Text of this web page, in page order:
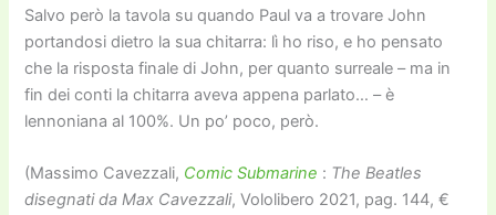
Salvo però la tavola su quando Paul va a trovare John
portandosi dietro la sua chitarra: lì ho riso, e ho pensato
che la risposta finale di John, per quanto surreale – ma in
fin dei conti la chitarra aveva appena parlato… – è
lennoniana al 100%. Un po’ poco, però.
(Massimo Cavezzali, Comic Submarine : The Beatles
disegnati da Max Cavezzali, Vololibero 2021, pag. 144, €